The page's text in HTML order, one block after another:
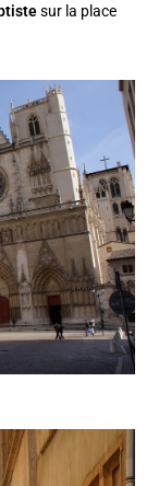
sur la place